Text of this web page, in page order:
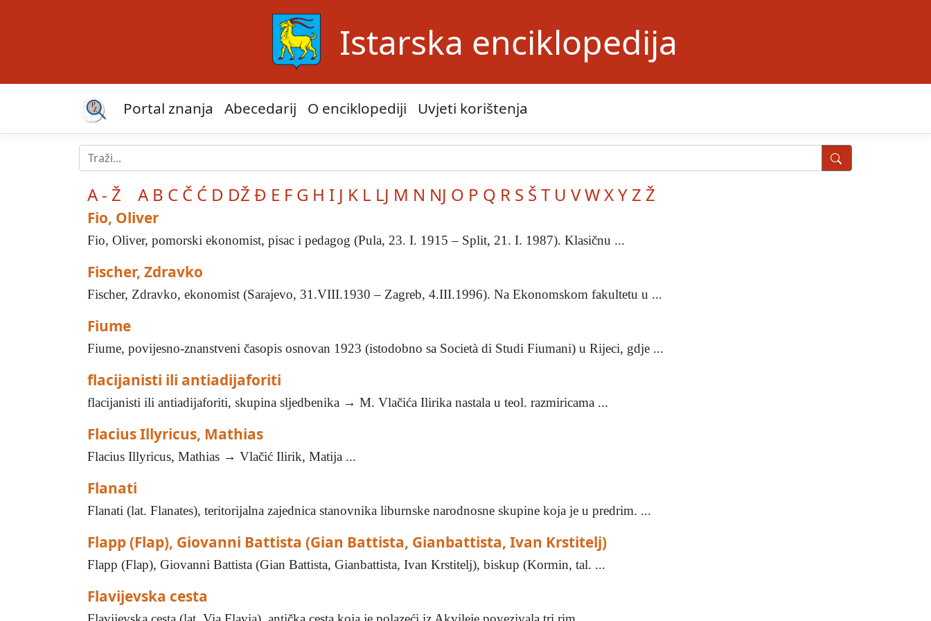
Istarska enciklopedija
Portal znanja Abecedarij O enciklopediji Uvjeti korištenja
A - Ž A B C Č Ć D DŽ Đ E F G H I J K L LJ M N NJ O P Q R S Š T U VWXY Z Ž
Fio, Oliver
Fio, Oliver, pomorski ekonomist, pisac i pedagog (Pula, 23. I. 1915 – Split, 21. I. 1987). Klasičnu ...
Fischer, Zdravko
Fischer, Zdravko, ekonomist (Sarajevo, 31.VIII.1930 – Zagreb, 4.III.1996). Na Ekonomskom fakultetu u ...
Fiume
Fiume, povijesno-znanstveni časopis osnovan 1923 (istodobno sa Società di Studi Fiumani) u Rijeci, gdje ...
flacijanisti ili antiadijaforiti
flacijanisti ili antiadijaforiti, skupina sljedbenika → M. Vlačića Ilirika nastala u teol. razmiricama ...
Flacius Illyricus, Mathias
Flacius Illyricus, Mathias → Vlačić Ilirik, Matija ...
Flanati
Flanati (lat. Flanates), teritorijalna zajednica stanovnika liburnske narodnosne skupine koja je u predrim. ...
Flapp (Flap), Giovanni Battista (Gian Battista, Gianbattista, Ivan Krstitelj)
Flapp (Flap), Giovanni Battista (Gian Battista, Gianbattista, Ivan Krstitelj), biskup (Kormin, tal. ...
Flavijevska cesta